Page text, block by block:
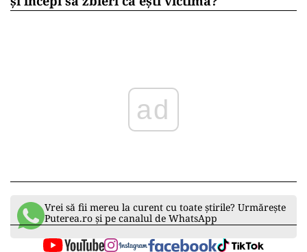
ad
Vrei să fii mereu la curent cu toate știrile? Urmărește
Puterea.ro și pe canalul de WhatsApp